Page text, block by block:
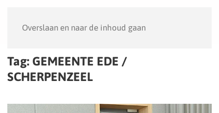
Overslaan en naar de inhoud gaan
Tag: GEMEENTE EDE /
SCHERPENZEEL